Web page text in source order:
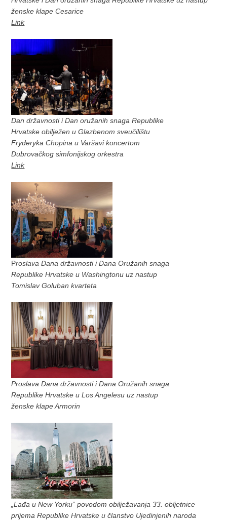
ženske klape Cesarice
Link
Dan državnosti i Dan oružanih snaga Republike
Hrvatske obilježen u Glazbenom sveučilištu
Fryderyka Chopina u Varšavi koncertom
Dubrovačkog simfonijskog orkestra
Link
Proslava Dana državnosti i Dana Oružanih snaga
Republike Hrvatske u Washingtonu uz nastup
Tomislav Goluban kvarteta
Proslava Dana državnosti i Dana Oružanih snaga
Republike Hrvatske u Los Angelesu uz nastup
ženske klape Armorin
„Lađa u New Yorku“ povodom obilježavanja 33. obljetnice
prijema Republike Hrvatske u članstvo Ujedinjenih naroda